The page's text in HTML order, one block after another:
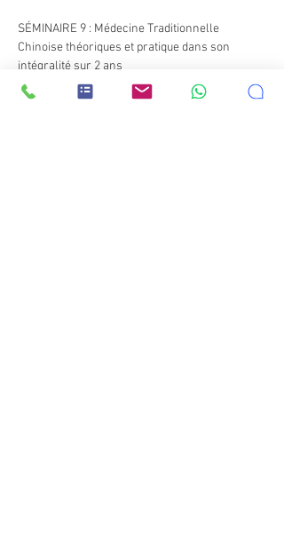
SÉMINAIRE 9 : Médecine Traditionnelle
Chinoise théoriques et pratique dans son
intégralité sur 2 ans
thérapeutique en Médecine Traditionnelle